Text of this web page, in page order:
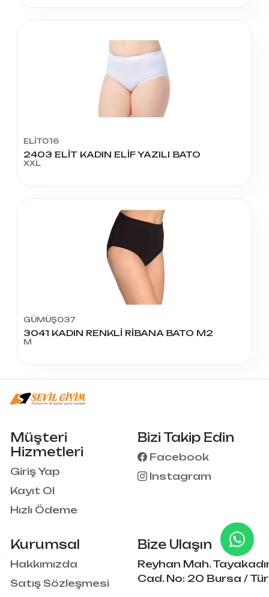
ELİT016
2403 ELİT KADIN ELİF YAZILI BATO
XXL
GÜMÜŞ037
3041 KADIN RENKLİ RİBANA BATO M2
M
Kurumsal
Hakkımızda
Satış Sözleşmesi
Müşteri
Hizmetleri
Giriş Yap
Kayıt Ol
Hızlı Ödeme
Bizi Takip Edin
Facebook
Instagram
Bize Ulaşın
Reyhan Mah.
Cad. No: 20 Bursa /